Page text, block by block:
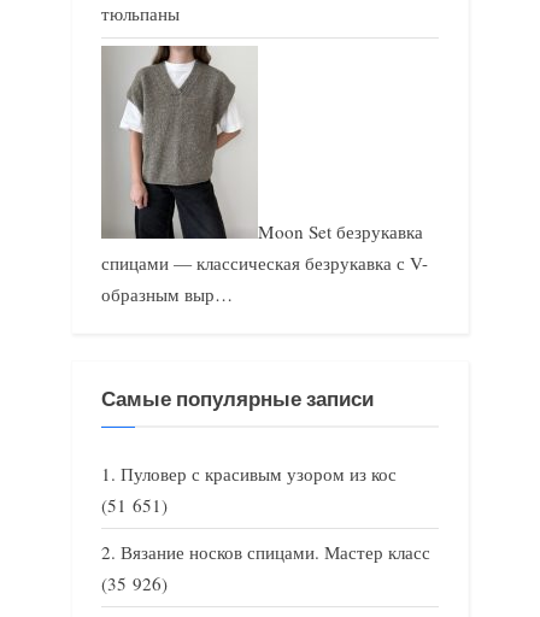
тюльпаны
Moon Set безрукавка
спицами — классическая безрукавка с V-
образным выр…
Самые популярные записи
Пуловер с красивым узором из кос
(51 651)
Вязание носков спицами. Мастер класс
(35 926)